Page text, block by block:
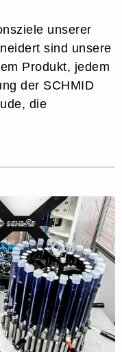
unserer
sind unsere
Produkt, jedem
der SCHMID
die